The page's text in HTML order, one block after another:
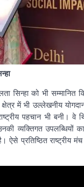
सिन्हा को भी
में भी उल्लेखनीय
पहचान भी बनी। वे
व्यक्तिगत उपलब्धियों
प्रतिष्ठित राष्ट्रीय मंच